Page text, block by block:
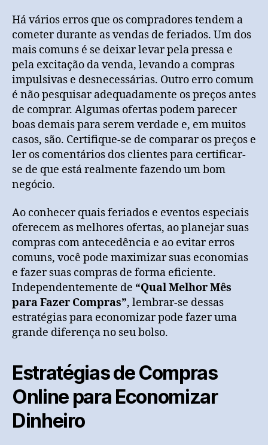
Há vários erros que os compradores tendem a
cometer durante as vendas de feriados. Um dos
mais comuns é se deixar levar pela pressa e
pela excitação da venda, levando a compras
impulsivas e desnecessárias. Outro erro comum
é não pesquisar adequadamente os preços antes
de comprar. Algumas ofertas podem parecer
boas demais para serem verdade e, em muitos
casos, são. Certifique-se de comparar os preços e
ler os comentários dos clientes para certificar-
se de que está realmente fazendo um bom
negócio.
Ao conhecer quais feriados e eventos especiais
oferecem as melhores ofertas, ao planejar suas
compras com antecedência e ao evitar erros
comuns, você pode maximizar suas economias
e fazer suas compras de forma eficiente.
Independentemente de “Qual Melhor Mês
para Fazer Compras”, lembrar-se dessas
estratégias para economizar pode fazer uma
grande diferença no seu bolso.
Estratégias de Compras
Online para Economizar
Dinheiro